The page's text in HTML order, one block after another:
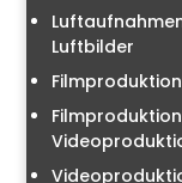
Luftbilder